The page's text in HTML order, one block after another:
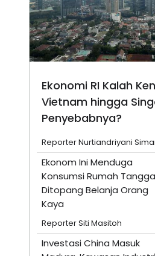
Ekonomi RI Kalah
Vietnam hingga
Penyebabnya?
Reporter Nurtiandriyani
Ekonom Ini Menduga
Konsumsi Rumah Tangga
Ditopang Belanja Orang
Kaya
Reporter Siti Masitoh
Investasi China Masuk